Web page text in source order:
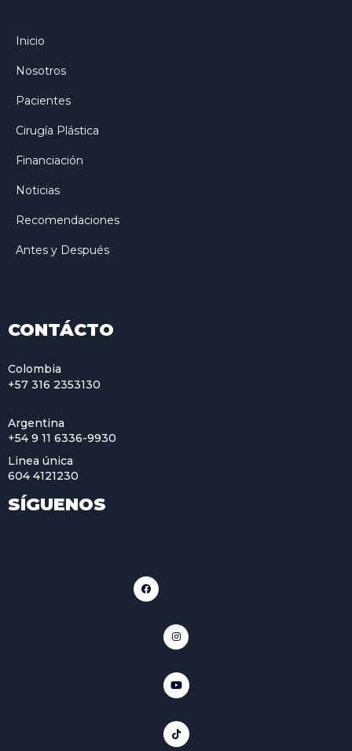
Inicio
Nosotros
Pacientes
Cirugía Plástica
Financiación
Noticias
Recomendaciones
Antes y Después
CONTÁCTO
Colombia
+57 316 2353130
Argentina
+54 9 11 6336-9930
Linea única
604 4121230
SÍGUENOS